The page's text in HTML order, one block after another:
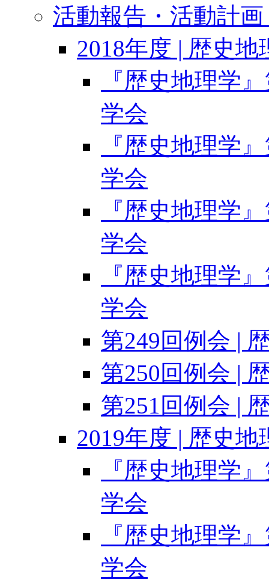
活動報告・活動計
2018年度 | 歴史地
『歴史地理学
学会
『歴史地理学
学会
『歴史地理学
学会
『歴史地理学
学会
第249回例会 |
第250回例会 |
第251回例会 |
2019年度 | 歴史地
『歴史地理学
学会
『歴史地理学
学会